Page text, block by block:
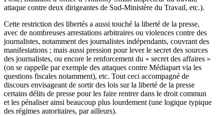
attaque contre deux dirigeantes de Sud-Ministère du Travail, etc.).
Cette restriction des libertés a aussi touché la liberté de la presse,
avec de nombreuses arrestations arbitraires ou violences contre des
journalistes, notamment des journalistes indépendants, couvrant des
manifestations ; mais aussi pression pour lever le secret des sources
des journalistes, ou encore le renforcement du « secret des affaires »
(on se rappelle par exemple des attaques contre Médiapart via les
questions fiscales notamment), etc. Tout ceci accompagné de
discours envisageant de sortir des lois sur la liberté de la presse
certains délits de presse pour les faire rentrer dans le droit commun
et les pénaliser ainsi beaucoup plus lourdement (une logique typique
des régimes autoritaires, par ailleurs).